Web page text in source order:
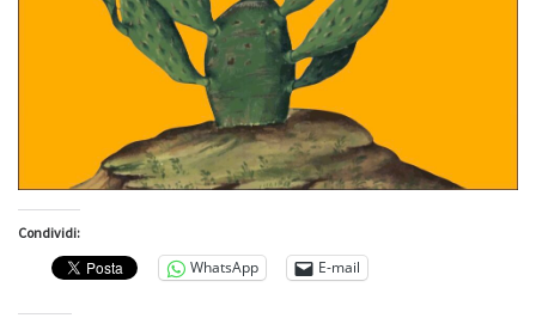
Condividi:
WhatsApp E-mail